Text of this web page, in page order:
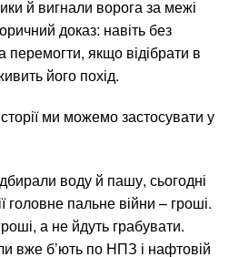
й вигнали ворога за межі
доказ: навіть без
перемогти, якщо відібрати в
його похід.
ми можемо застосувати у
воду й пашу, сьогодні
головне пальне війни – гроші.
а не йдуть грабувати.
вже б’ють по НПЗ і нафтовій